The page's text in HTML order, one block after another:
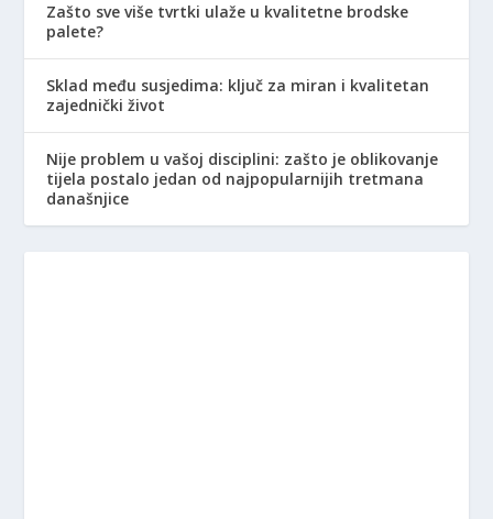
Zašto sve više tvrtki ulaže u kvalitetne brodske
palete?
Sklad među susjedima: ključ za miran i kvalitetan
zajednički život
Nije problem u vašoj disciplini: zašto je oblikovanje
tijela postalo jedan od najpopularnijih tretmana
današnjice